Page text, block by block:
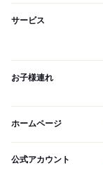
サービス
お子様連れ
ホームページ
公式アカウント